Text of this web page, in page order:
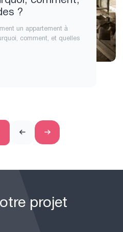
?
un appartement à
comment, et quelles
projet